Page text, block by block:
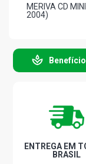
MERIVA CD
2004)
MERIVA JOY
2008)
MERIVA
ENTREGA EM
BRASIL